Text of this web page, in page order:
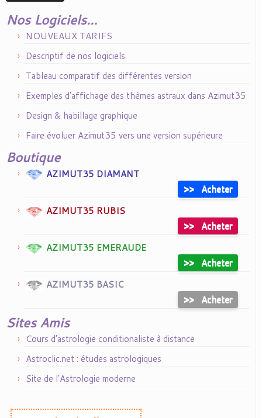
Nos Logiciels…
NOUVEAUX TARIFS
Descriptif de nos logiciels
Tableau comparatif des différentes version
Exemples d’affichage des thèmes astraux dans Azimut35
Design & habillage graphique
Faire évoluer Azimut35 vers une version supérieure
Boutique
AZIMUT35 DIAMANT
>>
Acheter
AZIMUT35 RUBIS
>>
Acheter
AZIMUT35 EMERAUDE
>>
Acheter
AZIMUT35 BASIC
>> Acheter
Sites Amis
Cours d’astrologie conditionaliste à distance
Astroclic.net : études astrologiques
Site de l’Astrologie moderne